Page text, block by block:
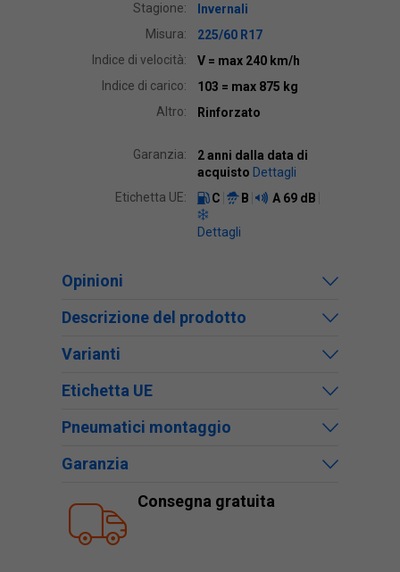
Stagione:
Invernali
Misura:
225/60 R17
Indice di velocità:
V = max 240 km/h
Indice di carico:
103 = max 875 kg
Altro:
Rinforzato
Garanzia:
2 anni dalla data di
acquisto Dettagli
Etichetta UE:
C B A 69 dB
Dettagli
Opinioni
Descrizione del prodotto
Varianti
Etichetta UE
Pneumatici montaggio
Garanzia
Consegna gratuita